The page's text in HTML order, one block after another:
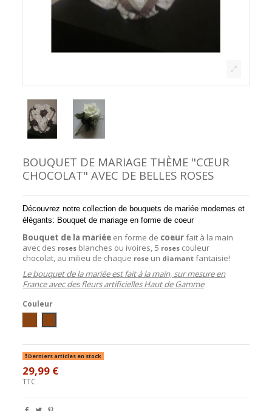
BOUQUET DE MARIAGE THÈME "CŒUR
CHOCOLAT" AVEC DE BELLES ROSES
Découvrez notre collection de bouquets de mariée modernes et
élégants: Bouquetde mariageen forme de coeur
Bouquet de la mariée en forme de coeurfait à la main
avec des roses blanches ou ivoires, 5 roses couleur
chocolat, au milieu de chaque rose un diamantfantaisie!
Le bouquet de la mariée est fait à la main, sur mesure en
France avec des fleurs artificielles Haut de Gamme
Couleur
Derniers articles en stock
29,99 €
TTC